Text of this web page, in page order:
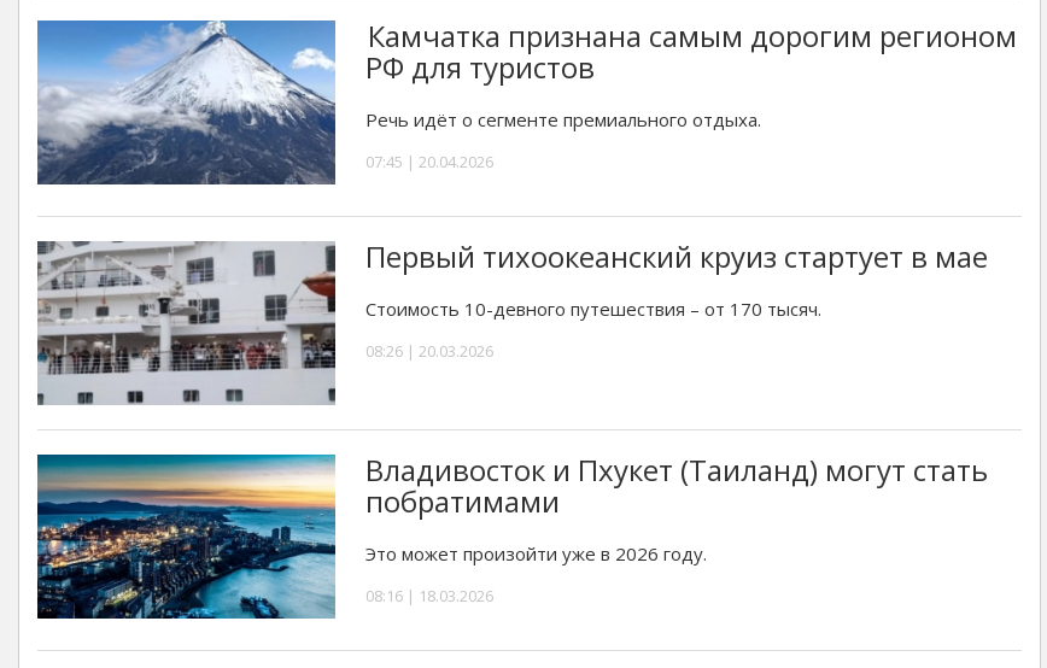
Камчатка признана самым дорогим регионом
РФ для туристов
Речь идёт о сегменте премиального отдыха.
07:45 | 20.04.2026
Первый тихоокеанский круиз стартует в мае
Стоимость 10-девного путешествия – от 170 тысяч.
08:26 | 20.03.2026
Владивосток и Пхукет (Таиланд) могут стать
побратимами
Это может произойти уже в 2026 году.
08:16 | 18.03.2026